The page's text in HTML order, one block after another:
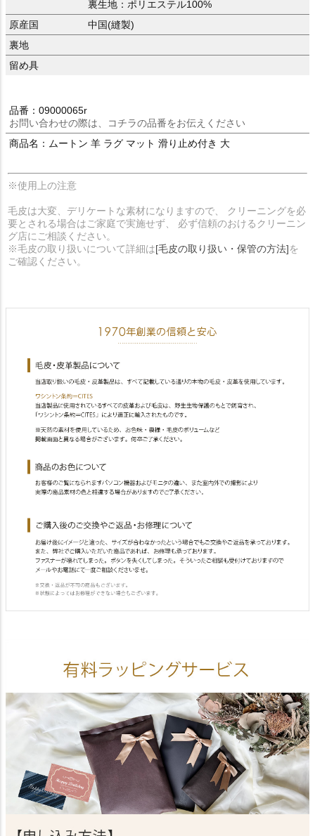
裏生地：ポリエステル100%
原産国
中国(縫製)
裏地
留め具
品番：09000065r
お問い合わせの際は、コチラの品番をお伝えください
商品名：ムートン 羊 ラグ マット 滑り止め付き 大
※使用上の注意
毛皮は大変、デリケートな素材になりますので、 クリーニングを必
要とされる場合はご家庭で実施せず、 必ず信頼のおけるクリーニン
グ店にご相談ください。
※毛皮の取り扱いについて詳細は[毛皮の取り扱い・保管の方法]を
ご確認ください。